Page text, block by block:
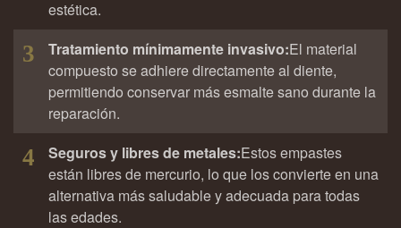
estética.
3 Tratamiento mínimamente invasivo:El material
compuesto se adhiere directamente al diente,
permitiendo conservar más esmalte sano durante la
reparación.
4 Seguros y libres de metales:Estos empastes
están libres de mercurio, lo que los convierte en una
alternativa más saludable y adecuada para todas
las edades.